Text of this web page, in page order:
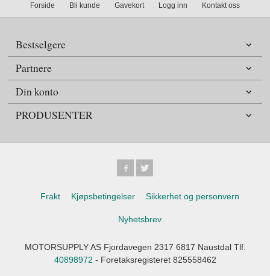
Forside Bli kunde Gavekort Logg inn Kontakt oss
Bestselgere
Partnere
Din konto
PRODUSENTER
Frakt Kjøpsbetingelser Sikkerhet og personvern
Nyhetsbrev
MOTORSUPPLY AS Fjordavegen 2317 6817 Naustdal Tlf.
40898972 - Foretaksregisteret 825558462